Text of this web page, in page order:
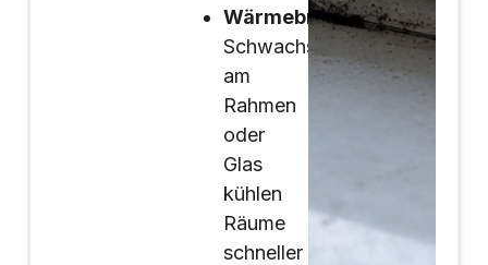
Wärmebrücken:
Schwachstellen
am
Rahmen
oder
Glas
kühlen
Räume
schneller